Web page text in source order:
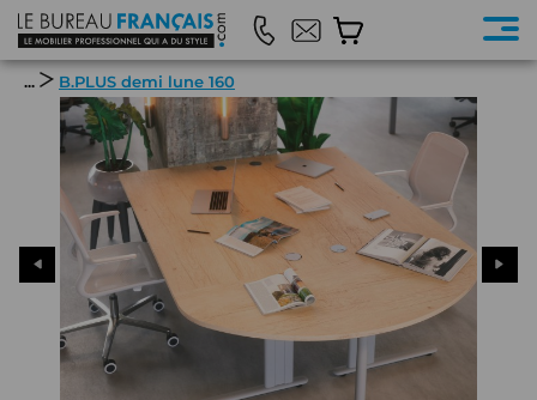
... B.PLUS demi lune 160